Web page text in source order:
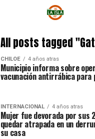
All posts tagged
CHILOE 4 años atras
Municipio informa sobre
vacunación antirrábica
INTERNACIONAL 4 años atras
Mujer fue devorada por sus
quedar atrapada en un
su casa